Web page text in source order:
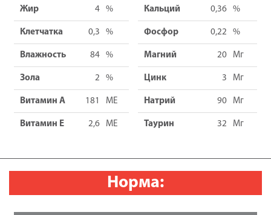
Жир 4 % Кальций 0,36 %
Клетчатка 0,3 % Фосфор 0,22 %
Влажность 84 % Магний 20 Мг
Зола 2 % Цинк 3 Мг
Витамин А 181 МЕ Натрий 90 Мг
Витамин Е 2,6 МЕ Таурин 32 Мг
Норма: